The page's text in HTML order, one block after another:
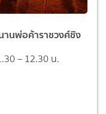
านพ่อค้าราชวงศ์ชิง
– 12.30 น.